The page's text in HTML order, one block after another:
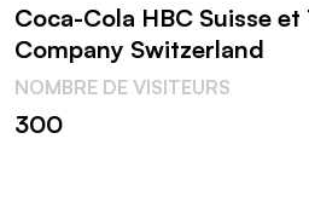
Coca-Cola HBC Suisse
Company Switzerland
NOMBRE DE VISITEURS
300